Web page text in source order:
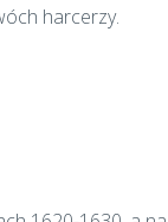
harcerzy.